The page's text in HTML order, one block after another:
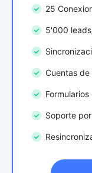
25
5'000
Cuentas de
Soporte